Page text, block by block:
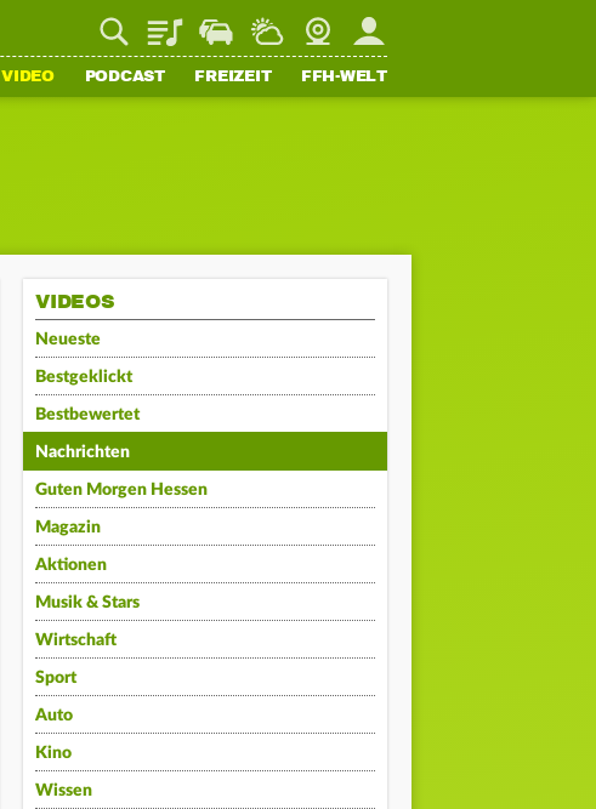
PlaylistStaupilotWetterWebcamMein FFH
VIDEO PODCAST FREIZEIT FFH-WELT
VIDEOS
Neueste
Bestgeklickt
Bestbewertet
Nachrichten
Guten Morgen Hessen
Magazin
Aktionen
Musik & Stars
Wirtschaft
Sport
Auto
Kino
Wissen